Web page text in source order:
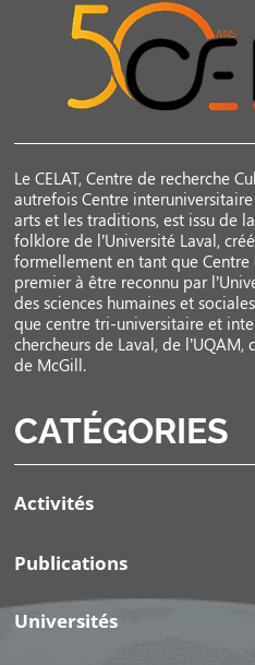
Le CELAT, Centre de recherche
autrefois Centre
arts et les traditions, est issu de
folklore de l’Université Laval,
formellement en tant que
premier à être reconnu par
des sciences humaines et
que centre tri-universitaire et
chercheurs de Laval, de l’UQAM,
de McGill.
CATÉGORIES
Activités
Publications
Universités